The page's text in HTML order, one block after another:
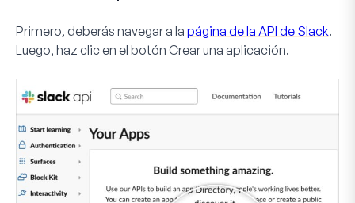
Primero, deberás navegar a la página de la API de Slack.
Luego, haz clic en el botón Crear una aplicación.